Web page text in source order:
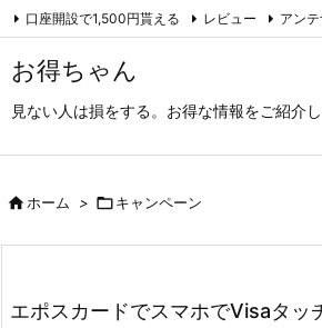
お得ちゃん
見ない人は損をする。お得な情報をご紹介
口座開設で1,500円貰える レビュー アンテ
アーカイブ（旧サイト）
ホーム > キャンペーン
エポスカードでスマホでVisaタッ